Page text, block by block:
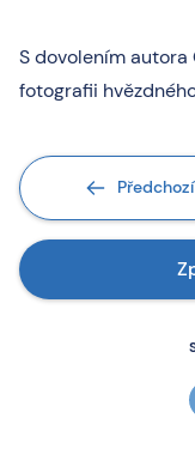
S dovolením
fotografii
Předchozí